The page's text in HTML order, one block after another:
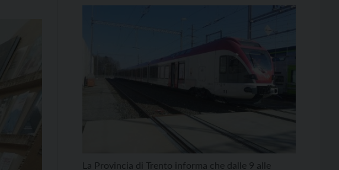
La Provincia di Trento informa che dalle 9 alle